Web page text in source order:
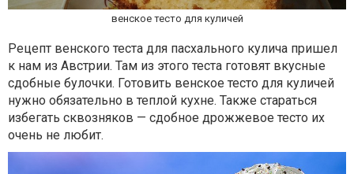
венское тесто для куличей
Рецепт венского теста для пасхального кулича пришел
к нам из Австрии. Там из этого теста готовят вкусные
сдобные булочки. Готовить венское тесто для куличей
нужно обязательно в теплой кухне. Также стараться
избегать сквозняков — сдобное дрожжевое тесто их
очень не любит.